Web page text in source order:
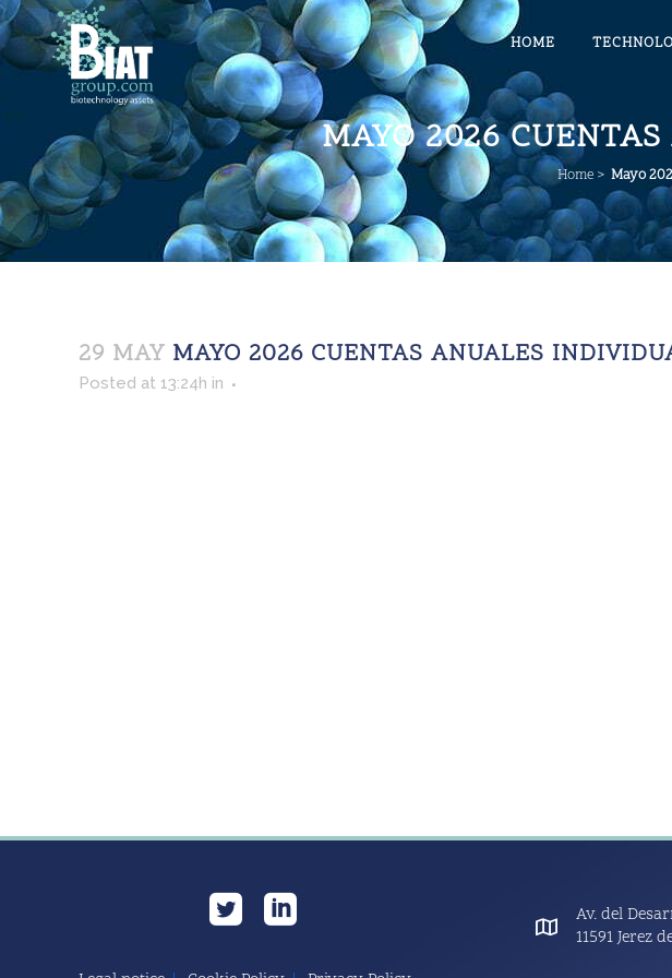
HOME
MAYO 2026
Home > Mayo
29 MAY MAYO 2026 CUENTAS ANUALES
Posted at 13:24h in
Av. del
11591 Jerez